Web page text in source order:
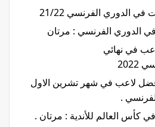
الدوري الفرنسي 21/22
الدوري الفرنسي : مرتان
في نهائي
لاعب في شهر تشرين الاول
كأس العالم للأندية : مرتان .